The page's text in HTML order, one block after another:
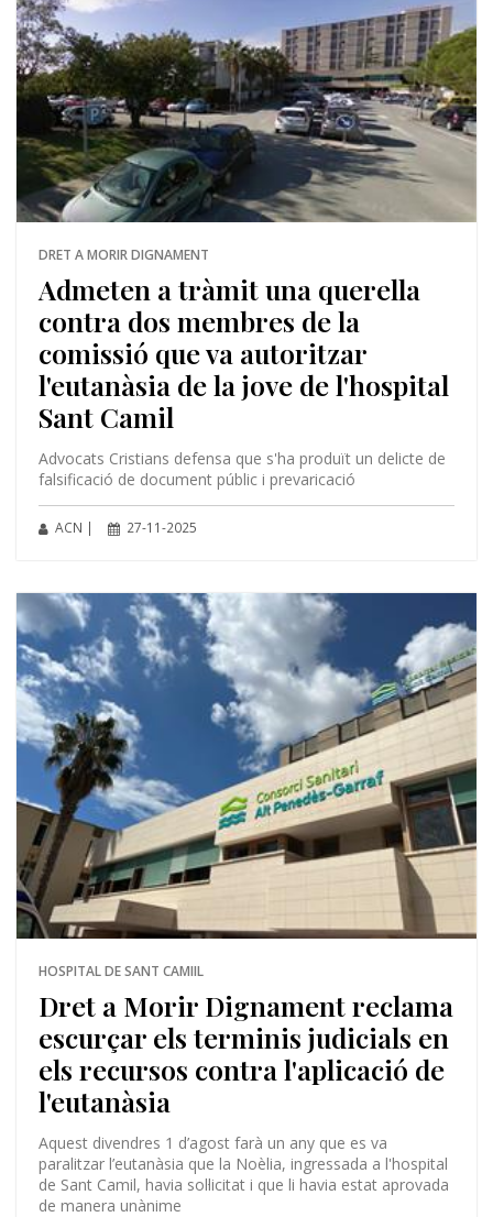
DRET A MORIR DIGNAMENT
Admeten a tràmit una querella
contra dos membres de la
comissió que va autoritzar
l'eutanàsia de la jove de l'hospital
Sant Camil
Advocats Cristians defensa que s'ha produït un delicte de
falsificació de document públic i prevaricació
ACN | 27-11-2025
HOSPITAL DE SANT CAMIIL
Dret a Morir Dignament reclama
escurçar els terminis judicials en
els recursos contra l'aplicació de
l'eutanàsia
Aquest divendres 1 d’agost farà un any que es va
paralitzar l’eutanàsia que la Noèlia, ingressada a l'hospital
de Sant Camil, havia sol·licitat i que li havia estat aprovada
de manera unànime